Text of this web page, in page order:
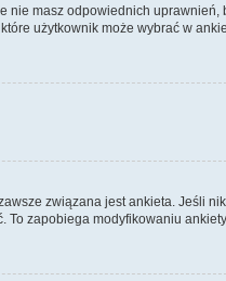
nie masz odpowiednich uprawnień,
użytkownik może wybrać w
związana jest ankieta. Jeśli
To zapobiega modyfikowaniu